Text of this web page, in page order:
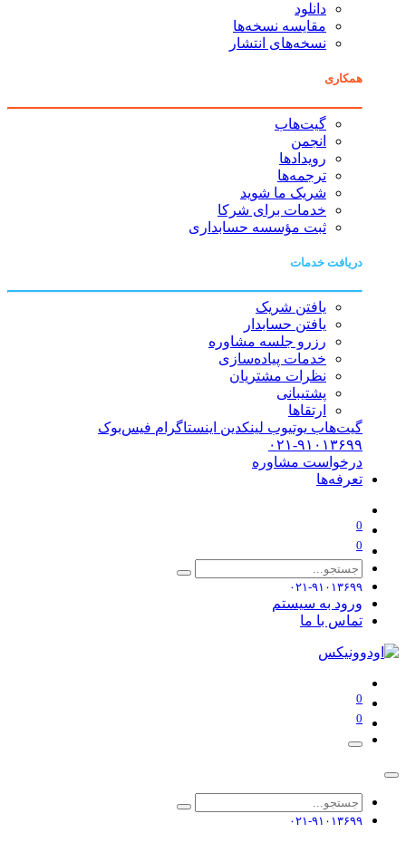
دانلود
مقایسه نسخه‌ها
نسخه‌های انتشار
همکاری
گیت‌هاب
انجمن
رویدادها
ترجمه‌ها
شریک ما شوید
خدمات برای شرکا
ثبت مؤسسه حسابداری
دریافت خدمات
یافتن شریک
یافتن حسابدار
رزرو جلسه مشاوره
خدمات پیاده‌سازی
نظرات مشتریان
پشتیبانی
ارتقاها
گیت‌هاب یوتیوب لینکدین اینستاگرام فیس‌بوک
۰۲۱-۹۱۰۱۳۶۹۹
درخواست مشاوره
تعرفه‌ها
0
0
۰۲۱-۹۱۰۱۳۶۹۹
ورود به سیستم
تماس با ما
0
0
۰۲۱-۹۱۰۱۳۶۹۹